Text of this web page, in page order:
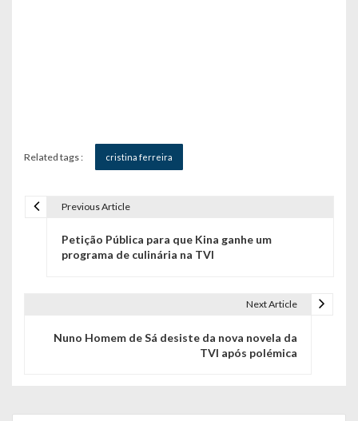
Related tags : cristina ferreira
Previous Article
Petição Pública para que Kina ganhe um
programa de culinária na TVI
Next Article
Nuno Homem de Sá desiste da nova novela da
TVI após polémica